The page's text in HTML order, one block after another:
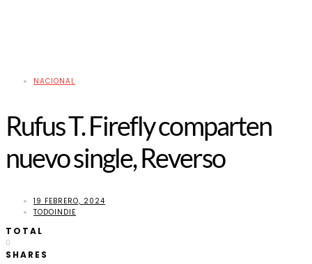
NACIONAL
Rufus T. Firefly comparten
nuevo single, Reverso
19 FEBRERO, 2024
TODOINDIE
TOTAL
0
SHARES